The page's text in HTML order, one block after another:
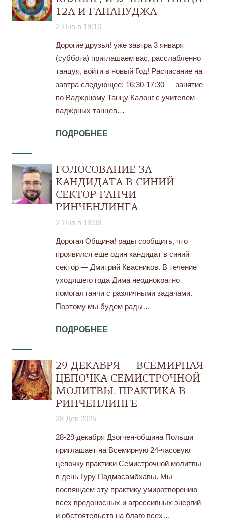
12А И ГАНАПУДЖА
2 Янв в 19:10
Дорогие друзья! уже завтра 3 января
(суббота) приглашаем вас, расслабленно
танцуя, войти в новый Год! Расписание на
завтра следующее: 16:30-17:30 — занятие
по Ваджрному Танцу Калонг с учителем
ваджрных танцев…
ПОДРОБНЕЕ
ГОЛОСОВАНИЕ ЗА
КАНДИДАТА В СИНИЙ
СЕКТОР ГАНЧИ
РИНЧЕНЛИНГА
2 Янв в 19:08
Дорогая Община! рады сообщить, что
проявился еще один кандидат в синий
сектор — Дмитрий Квасников. В течение
уходящего года Дима неоднократно
помогал ганчи с различными задачами.
Поэтому мы будем рады…
ПОДРОБНЕЕ
29 ДЕКАБРЯ — ВСЕМИРНАЯ
ЦЕПОЧКА СЕМИСТРОЧНОЙ
МОЛИТВЫ. ПРАКТИКА В
РИНЧЕНЛИНГЕ
28 Дек 2025
28-29 декабря Дзогчен-община Польши
приглашает на Всемирную 24-часовую
цепочку практики Семистрочной молитвы
в день Гуру Падмасамбхавы. Мы
посвящаем эту практику умиротворению
всех вредоносных и агрессивных энергий
и обстоятельств на благо всех…